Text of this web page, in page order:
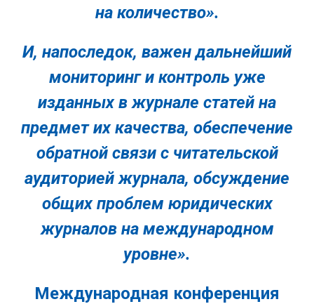
на количество».
И, напоследок, важен дальнейший
мониторинг и контроль уже
изданных в журнале статей на
предмет их качества, обеспечение
обратной связи с читательской
аудиторией журнала, обсуждение
общих проблем юридических
журналов на международном
уровне».
Международная конференция